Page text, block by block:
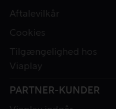
Aftalevilkår
Cookies
Tilgængelighed hos
Viaplay
PARTNER-KUNDER